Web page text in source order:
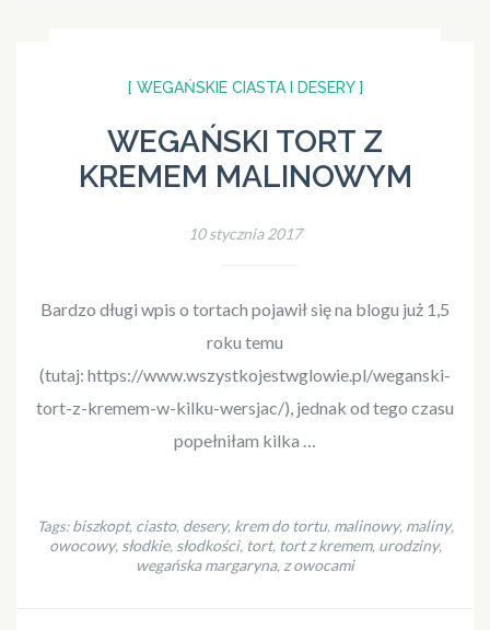
[ WEGAŃSKIE CIASTA I DESERY ]
WEGAŃSKI TORT Z
KREMEM MALINOWYM
10 stycznia 2017
Bardzo długi wpis o tortach pojawił się na blogu już 1,5
roku temu
(tutaj: https://www.wszystkojestwglowie.pl/weganski-
tort-z-kremem-w-kilku-wersjac/), jednak od tego czasu
popełniłam kilka …
Tags:biszkopt, ciasto, desery, krem do tortu, malinowy, maliny,
owocowy, słodkie, słodkości, tort, tort z kremem, urodziny,
wegańska margaryna, z owocami